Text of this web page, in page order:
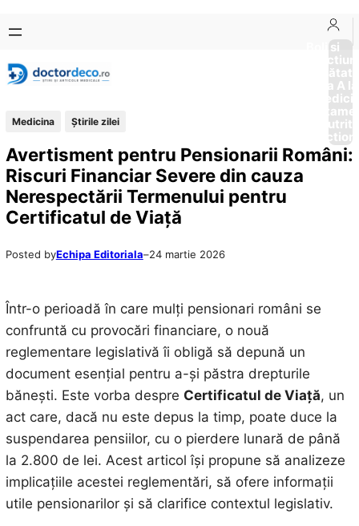
conținut
content
Boli si
Afectiuni
Sănătate
de la A
Medicina Știrile zilei
Avertisment pentru Pensionarii Români:
Riscuri Financiar Severe din cauza
Nerespectării Termenului pentru
Certificatul de Viață
Posted byEchipa Editoriala–24 martie 2026
Într-o perioadă în care mulți pensionari români se
confruntă cu provocări financiare, o nouă
reglementare legislativă îi obligă să depună un
document esențial pentru a-și păstra drepturile
bănești. Este vorba despre Certificatul de Viață, un
act care, dacă nu este depus la timp, poate duce la
suspendarea pensiilor, cu o pierdere lunară de până
la 2.800 de lei. Acest articol își propune să analizeze
implicațiile acestei reglementări, să ofere informații
utile pensionarilor și să clarifice contextul legislativ.